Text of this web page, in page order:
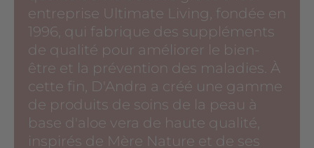
entreprise Ultimate Living, fondée en
1996, qui fabrique des suppléments
de qualité pour améliorer le bien-
être et la prévention des maladies. À
cette fin, D'Andra a créé une gamme
de produits de soins de la peau à
base d'aloe vera de haute qualité,
inspirés de Mère Nature et de ses